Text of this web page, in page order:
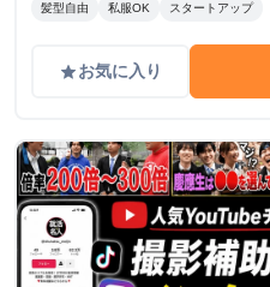
髪型自由 私服OK スタートアップ
gradeお気に入り